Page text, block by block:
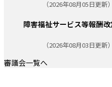
（2026年08月05日更新）
障害福祉サービス等報酬
（2026年08月03日更新）
審議会一覧へ